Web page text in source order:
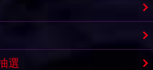
選